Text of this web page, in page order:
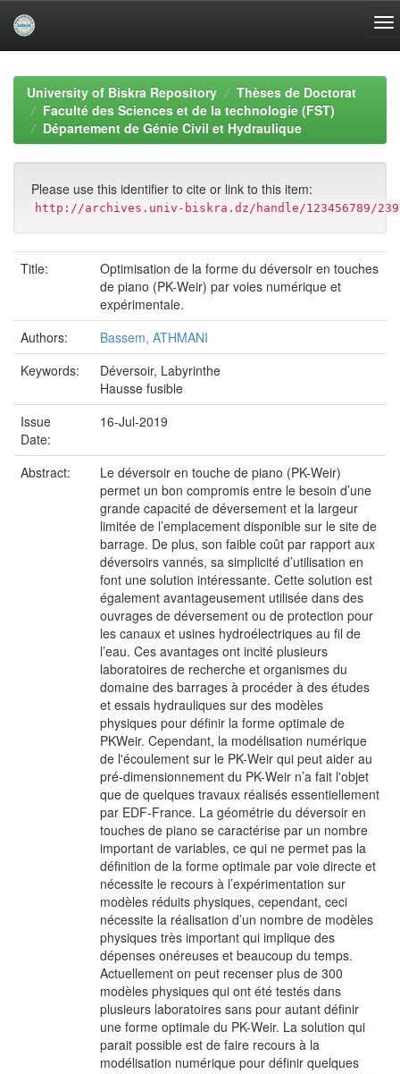
navigationUniversity of Biskra Repository
Thèses de Doctorat
Faculté des Sciences et de la technologie (FST)
Département de Génie Civil et Hydraulique
Please use this identifier to cite or link to this item:
http://archives.univ-biskra.dz/handle/123456789/
Title:
Optimisation de la forme du déversoir en touches
de piano (PK-Weir) par voies numérique et
expérimentale.
Authors:
Bassem, ATHMANI
Keywords:
Déversoir, Labyrinthe
Hausse fusible
Issue
Date:
16-Jul-2019
Abstract:
Le déversoir en touche de piano (PK-Weir)
permet un bon compromis entre le besoin d’une
grande capacité de déversement et la largeur
limitée de l’emplacement disponible sur le site de
barrage. De plus, son faible coût par rapport aux
déversoirs vannés, sa simplicité d’utilisation en
font une solution intéressante. Cette solution est
également avantageusement utilisée dans des
ouvrages de déversement ou de protection pour
les canaux et usines hydroélectriques au fil de
l’eau. Ces avantages ont incité plusieurs
laboratoires de recherche et organismes du
domaine des barrages à procéder à des études
et essais hydrauliques sur des modèles
physiques pour définir la forme optimale de
PKWeir. Cependant, la modélisation numérique
de l'écoulement sur le PK-Weir qui peut aider au
pré-dimensionnement du PK-Weir n’a fait l'objet
que de quelques travaux réalisés essentiellement
par EDF-France. La géométrie du déversoir en
touches de piano se caractérise par un nombre
important de variables, ce qui ne permet pas la
définition de la forme optimale par voie directe et
nécessite le recours à l’expérimentation sur
modèles réduits physiques, cependant, ceci
nécessite la réalisation d’un nombre de modèles
physiques très important qui implique des
dépenses onéreuses et beaucoup du temps.
Actuellement on peut recenser plus de 300
modèles physiques qui ont été testés dans
plusieurs laboratoires sans pour autant définir
une forme optimale du PK-Weir. La solution qui
parait possible est de faire recours à la
modélisation numérique pour définir quelques